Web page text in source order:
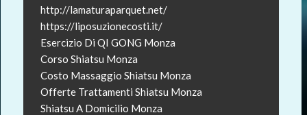
http://lamaturaparquet.net/
https://liposuzionecosti.it/
Esercizio Di QI GONG Monza
Corso Shiatsu Monza
Costo Massaggio Shiatsu Monza
Offerte Trattamenti Shiatsu Monza
Shiatsu A Domicilio Monza